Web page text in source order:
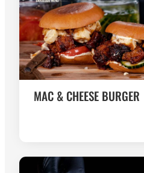
MAC & CHEESE BURGER